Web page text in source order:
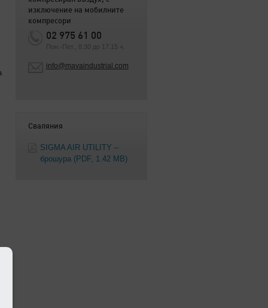
изключение на мобилните
компресори
02 975 61 00
Пон.-Пет., 8.30 до 17.15 ч.
info@mavaindustrial.com
Сваляния
SIGMA AIR UTILITY –
брошура (PDF, 1.42 MB)